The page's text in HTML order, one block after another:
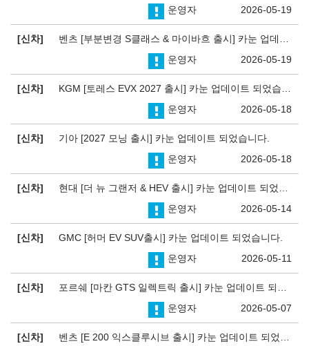
2026-05-19
운영자
신차
2026-05-19
운영자
신차
2026-05-18
운영자
신차
기아 [2027 모닝 출시] 카눈 업데이트 되었습니다.
2026-05-18
운영자
신차
2026-05-14
운영자
신차
GMC [허머 EV SUV출시] 카눈 업데이트 되었습니다.
2026-05-11
운영자
신차
2026-05-07
운영자
신차